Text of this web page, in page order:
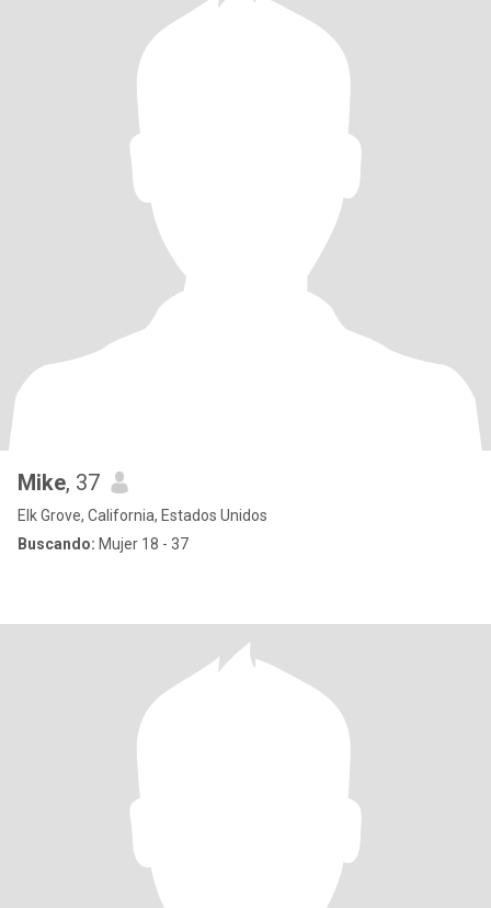
Mike, 37
Elk Grove, California, Estados Unidos
Buscando: Mujer 18 - 37